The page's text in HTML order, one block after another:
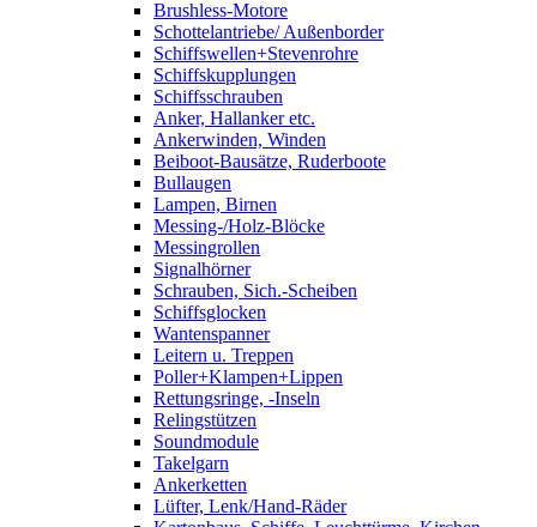
Brushless-Motore
Schottelantriebe/ Außenborder
Schiffswellen+Stevenrohre
Schiffskupplungen
Schiffsschrauben
Anker, Hallanker etc.
Ankerwinden, Winden
Beiboot-Bausätze, Ruderboote
Bullaugen
Lampen, Birnen
Messing-/Holz-Blöcke
Messingrollen
Signalhörner
Schrauben, Sich.-Scheiben
Schiffsglocken
Wantenspanner
Leitern u. Treppen
Poller+Klampen+Lippen
Rettungsringe, -Inseln
Relingstützen
Soundmodule
Takelgarn
Ankerketten
Lüfter, Lenk/Hand-Räder